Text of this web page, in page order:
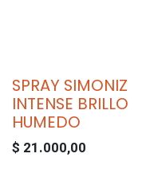
SPRAY SIMONIZ
INTENSE BRILLO
HUMEDO
$ 21.000,00